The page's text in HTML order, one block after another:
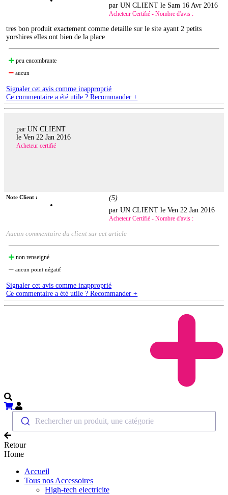
par UN CLIENT le Sam 16 Avr 2016
Acheteur Certifié - Nombre d'avis :
tres bon produit exactement comme detaille sur le site ayant 2 petits
yorshires elles ont bien de la place
peu encombrante
aucun
Signaler cet avis comme inapproprié
Ce commentaire a été utile ? Recommander +
par UN CLIENT
le Ven 22 Jan 2016
Acheteur certifié
Note Client : (5)
par UN CLIENT leVen 22 Jan 2016
Acheteur Certifié - Nombre d'avis :
Aucun commentaire du client sur cet article
non renseigné
aucun point négatif
Signaler cet avis comme inapproprié
Ce commentaire a été utile ? Recommander +
Rechercher un produit, une catégorie
Retour
Home
Accueil
Tous nos Accessoires
High-tech electricite